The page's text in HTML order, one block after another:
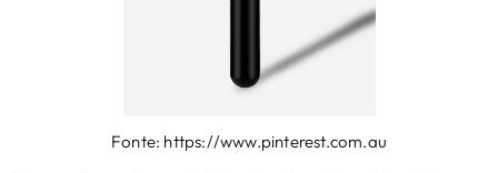
Fonte: https://www.pinterest.com.au